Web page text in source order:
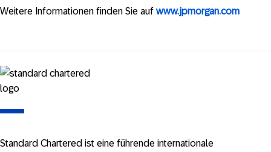
Weitere Informationen finden Sie auf www.jpmorgan.com
Standard Chartered ist eine führende internationale